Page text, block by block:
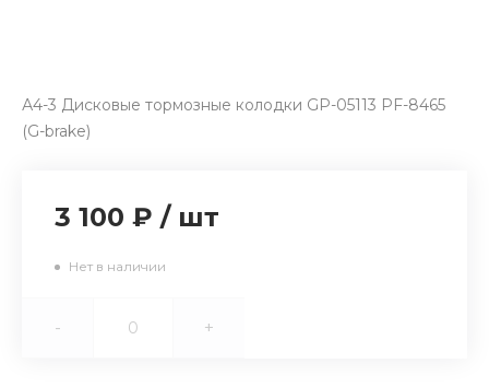
А4-3 Дисковые тормозные колодки GP-05113 PF-8465
(G-brake)
3 100 ₽ / шт
Нет в наличии
- +